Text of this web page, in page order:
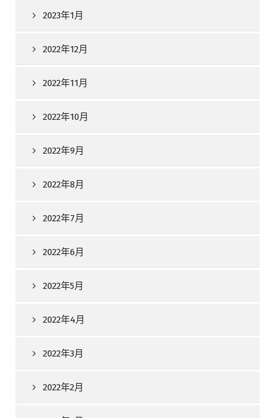
2023年1月
2022年12月
2022年11月
2022年10月
2022年9月
2022年8月
2022年7月
2022年6月
2022年5月
2022年4月
2022年3月
2022年2月